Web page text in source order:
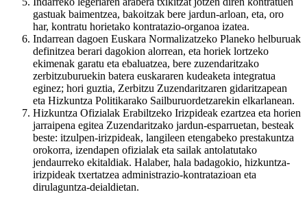
gastuak baimentzea, bakoitzak bere jardun-arloan, eta, oro
har, kontratu horietako kontratazio-organoa izatea.
Indarrean dagoen Euskara Normalizatzeko Planeko helburuak
definitzea berari dagokion alorrean, eta horiek lortzeko
ekimenak garatu eta ebaluatzea, bere zuzendaritzako
zerbitzuburuekin batera euskararen kudeaketa integratua
eginez; hori guztia, Zerbitzu Zuzendaritzaren gidaritzapean
eta Hizkuntza Politikarako Sailburuordetzarekin elkarlanean.
Hizkuntza Ofizialak Erabiltzeko Irizpideak ezartzea eta horien
jarraipena egitea Zuzendaritzako jardun-esparruetan, besteak
beste: itzulpen-irizpideak, langileen etengabeko prestakuntza
orokorra, izendapen ofizialak eta sailak antolatutako
jendaurreko ekitaldiak. Halaber, hala badagokio, hizkuntza-
irizpideak txertatzea administrazio-kontratazioan eta
dirulaguntza-deialdietan.